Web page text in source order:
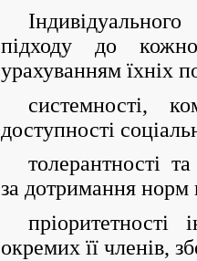
підходу до
урахуванням їхніх
системності,
доступності
толерантності
за дотримання норм
окремих її членів,